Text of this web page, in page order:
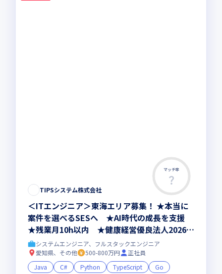
マッチ率
TIPSシステム株式会社
＜ITエンジニア＞東海エリア募集！ ★本当に
案件を選べるSESへ ★AI時代の成長を支援
★残業月10h以内 ★健康経営優良法人2026認
定システムエンジニア、フルスタックエンジニア
愛知県、その他
500-800万円
正社員
Java
C# Python TypeScript
Go